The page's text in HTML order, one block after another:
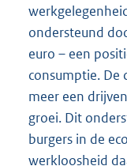
ondersteund
euro – een
consumptie. De
meer een
groei. Dit
burgers in de
werkloosheid